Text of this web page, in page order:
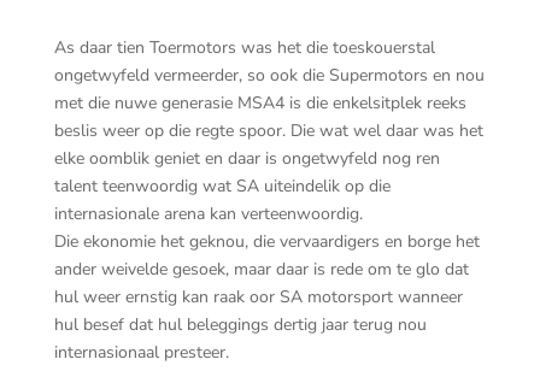
As daar tien Toermotors was het die toeskouerstal
ongetwyfeld vermeerder, so ook die Supermotors en nou
met die nuwe generasie MSA4 is die enkelsitplek reeks
beslis weer op die regte spoor. Die wat wel daar was het
elke oomblik geniet en daar is ongetwyfeld nog ren
talent teenwoordig wat SA uiteindelik op die
internasionale arena kan verteenwoordig.
Die ekonomie het geknou, die vervaardigers en borge het
ander weivelde gesoek, maar daar is rede om te glo dat
hul weer ernstig kan raak oor SA motorsport wanneer
hul besef dat hul beleggings dertig jaar terug nou
internasionaal presteer.